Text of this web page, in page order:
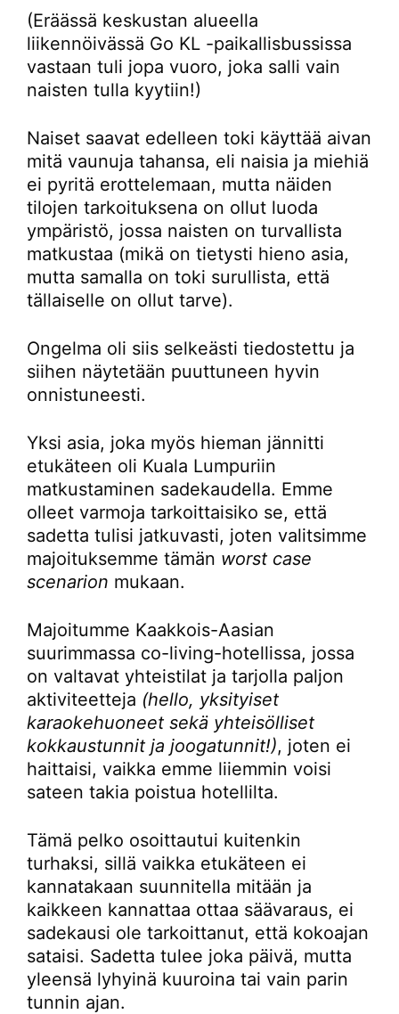
(Eräässä keskustan alueella
liikennöivässä Go KL -paikallisbussissa
vastaan tuli jopa vuoro, joka salli vain
naisten tulla kyytiin!)
Naiset saavat edelleen toki käyttää aivan
mitä vaunuja tahansa, eli naisia ja miehiä
ei pyritä erottelemaan, mutta näiden
tilojen tarkoituksena on ollut luoda
ympäristö, jossa naisten on turvallista
matkustaa (mikä on tietysti hieno asia,
mutta samalla on toki surullista, että
tällaiselle on ollut tarve).
Ongelma oli siis selkeästi tiedostettu ja
siihen näytetään puuttuneen hyvin
onnistuneesti.
Yksi asia, joka myös hieman jännitti
etukäteen oli Kuala Lumpuriin
matkustaminen sadekaudella. Emme
olleet varmoja tarkoittaisiko se, että
sadetta tulisi jatkuvasti, joten valitsimme
majoituksemme tämän worst case
scenarion mukaan.
Majoitumme Kaakkois-Aasian
suurimmassa co-living-hotellissa, jossa
on valtavat yhteistilat ja tarjolla paljon
aktiviteetteja (hello, yksityiset
karaokehuoneet sekä yhteisölliset
kokkaustunnit ja joogatunnit!), joten ei
haittaisi, vaikka emme liiemmin voisi
sateen takia poistua hotellilta.
Tämä pelko osoittautui kuitenkin
turhaksi, sillä vaikka etukäteen ei
kannatakaan suunnitella mitään ja
kaikkeen kannattaa ottaa säävaraus, ei
sadekausi ole tarkoittanut, että kokoajan
sataisi. Sadetta tulee joka päivä, mutta
yleensä lyhyinä kuuroina tai vain parin
tunnin ajan.